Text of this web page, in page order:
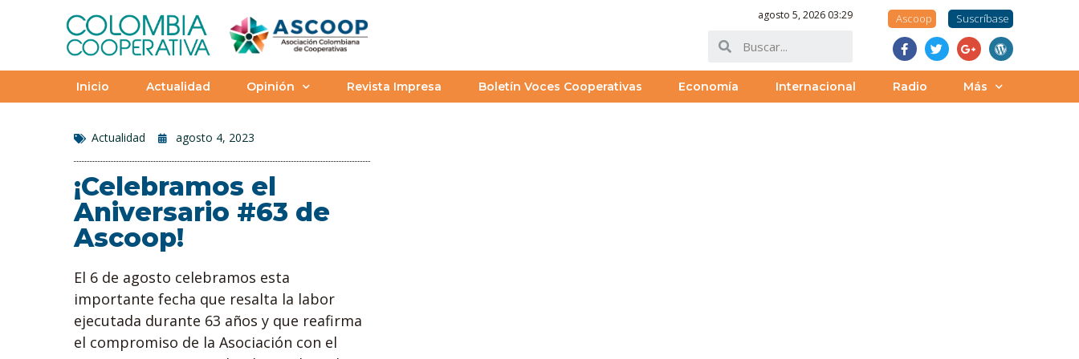
agosto 5, 2026 03:29 Ascoop Suscríbase
Inicio Actualidad Opinión Revista Impresa Boletín Voces Cooperativas Economía Internacional Radio Más
Actualidad agosto 4, 2023
¡Celebramos el
Aniversario #63 de
Ascoop!
El 6 de agosto celebramos esta
importante fecha que resalta la labor
ejecutada durante 63 años y que reafirma
el compromiso de la Asociación con el